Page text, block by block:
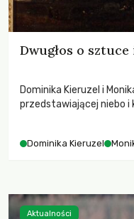
Dwugłos o
Dominika Kieruzel i
przedstawiającej niebo i
Dominika Kieruzel
Aktualności